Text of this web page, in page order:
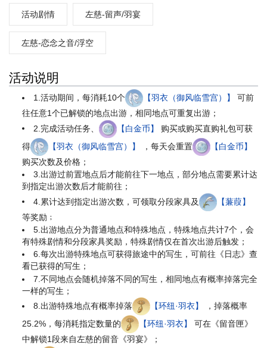
活动剧情 左慈-留声/羽宴
左慈-恋念之音/浮空
活动说明
1.活动期间，每消耗10个 【羽衣（御风临雪宫）】
可前
往任意1个已解锁的地点出游，相同地点可重复出游；
2.完成活动任务、
【白金币】
购买或购买直购礼包可获
得
【羽衣（御风临雪宫）】 ，每天会重置
【白金币】
购买次数及价格；
3.出游过前置地点后才能前往下一地点，部分地点需要累计达
到指定出游次数后才能前往；
4.累计达到指定出游次数，可领取分段家具及
【蒹葭】
等奖励﹔
5.出游地点分为普通地点和特殊地点，特殊地点共计7个，会
有特殊剧情和分段家具奖励，特殊剧情仅在首次出游后触发；
6.每次出游特殊地点可获得旅途中的写生，可前往《日志》查
看已获得的写生；
7.不同地点会随机掉落不同的写生，相同地点有概率掉落完全
一样的写生；
8.出游特殊地点有概率掉落
【环纽·羽衣】
，掉落概率
25.2%，每消耗指定数量的
【环纽·羽衣】
可在《留音匣》
中解锁1段来自左慈的留音《羽宴》；